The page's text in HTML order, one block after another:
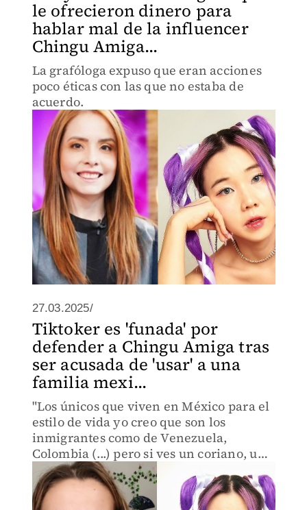
le ofrecieron dinero para
hablar mal de la influencer
Chingu Amiga...
La grafóloga expuso que eran acciones
poco éticas con las que no estaba de
acuerdo.
27.03.2025/
Tiktoker es 'funada' por
defender a Chingu Amiga tras
ser acusada de 'usar' a una
familia mexi...
"Los únicos que viven en México para el
estilo de vida yo creo que son los
inmigrantes como de Venezuela,
Colombia (...) pero si ves un coriano, un
chino, un francés en México es porque
le gusta México, no hay otra razón",
expresó la tiktoker.